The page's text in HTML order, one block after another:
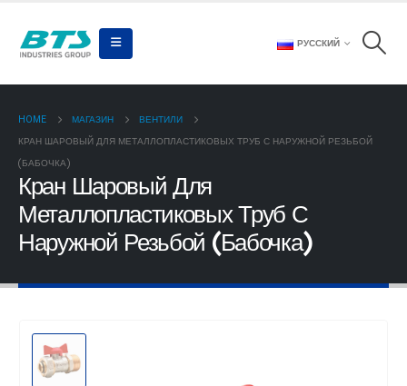
РУССКИЙ
HOME МАГАЗИН
ВЕНТИЛИ
КРАН ШАРОВЫЙ ДЛЯ МЕТАЛЛОПЛАСТИКОВЫХ ТРУБ С НАРУЖНОЙ РЕЗЬБОЙ
(БАБОЧКА)
Кран Шаровый Для
Металлопластиковых Труб С
Наружной Резьбой (Бабочка)